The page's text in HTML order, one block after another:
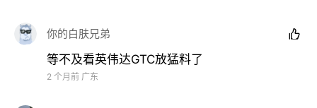
你的白肤兄弟 
等不及看英伟达GTC放猛料了
2 个月前 广东